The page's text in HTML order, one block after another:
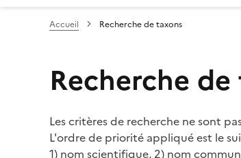
Accueil Recherche de taxons
Recherche
Les critères de recherche ne sont
L'ordre de priorité appliqué est le
1) nom scientifique, 2) nom